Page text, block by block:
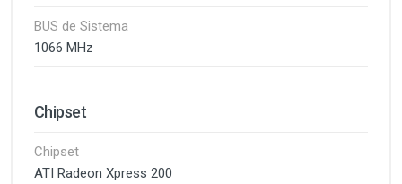
BUS de Sistema
1066 MHz
Chipset
Chipset
ATI Radeon Xpress 200